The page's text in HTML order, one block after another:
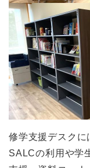
修学支援デスクに
SALCの利用や学